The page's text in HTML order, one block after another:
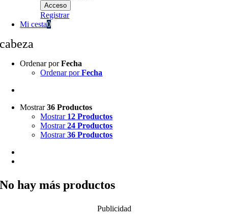
Registrar
Mi cesta0
cabeza
Ordenar porFecha
Ordenar porFecha
Mostrar36 Productos
Mostrar 12 Productos
Mostrar24 Productos
Mostrar36 Productos
No hay más productos
Publicidad